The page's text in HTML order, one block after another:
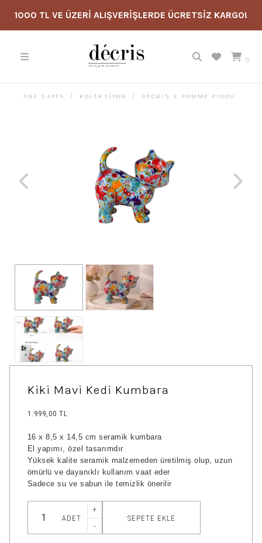
1000 TL VE ÜZERİ ALIŞVERİŞLERDE ÜCRETSİZ KARGO!
0
ANA SAYFA KOLEKSİYON DECRIS X POMME PIDOU
Kiki Mavi Kedi Kumbara
1.999,00 TL
16 x 8,5 x 14,5 cm seramik kumbara
El yapımı, özel tasarımdır
Yüksek kalite seramik malzemeden üretilmiş olup, uzun
ömürlü ve dayanıklı kullanım vaat eder
Sadece su ve sabun ile temizlik önerilir
ADET
+
-
SEPETE EKLE